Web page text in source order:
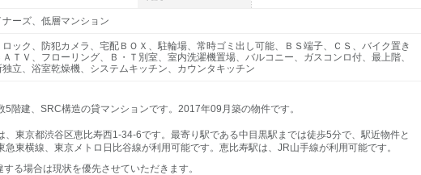
ナーズ、低層マンション
ロック、防犯カメラ、宅配ＢＯＸ、駐輪場、常時ゴミ出し可能、ＢＳ端子、ＣＳ、バイク置き
ＡＴＶ、フローリング、Ｂ・Ｔ別室、室内洗濯機置場、バルコニー、ガスコンロ付、最上階、
独立、浴室乾燥機、システムキッチン、カウンタキッチン
5階建、SRC構造の貸マンションです。2017年09月築の物件です。
、東京都渋谷区恵比寿西1-34-6です。最寄り駅である中目黒駅までは徒歩5分で、駅近物件と
東横線、東京メトロ日比谷線が利用可能です。恵比寿駅は、JR山手線が利用可能です。
る場合は現状を優先させていただきます。